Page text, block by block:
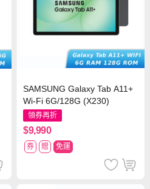
SAMSUNG Galaxy Tab A11+
Wi-Fi 6G/128G (X230)
領券再折
$9,990
券 贈 免運